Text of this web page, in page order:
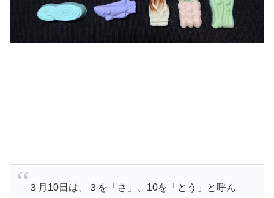
３月10日は、３を「さ」、10を「とう」と呼ん